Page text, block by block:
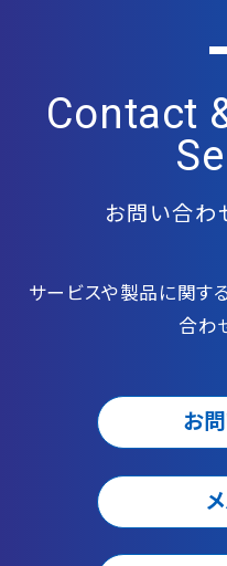
Contact
お問い合わ
サービスや製品に関す
合わ
お